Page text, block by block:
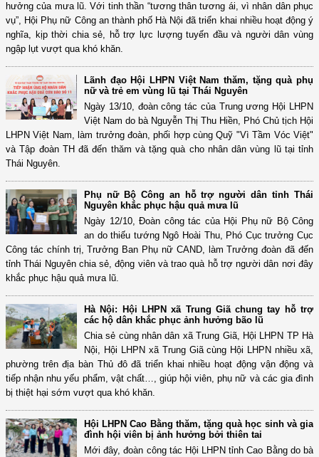
hưởng của mưa lũ. Với tinh thần “tương thân tương ái, vì nhân dân phục
vụ”, Hội Phụ nữ Công an thành phố Hà Nội đã triển khai nhiều hoạt động ý
nghĩa, kịp thời chia sẻ, hỗ trợ lực lượng tuyến đầu và người dân vùng
ngập lụt vượt qua khó khăn.
Lãnh đạo Hội LHPN Việt Nam thăm, tặng quà phụ
nữ và trẻ em vùng lũ tại Thái Nguyên
Ngày 13/10, đoàn công tác của Trung ương Hội LHPN
Việt Nam do bà Nguyễn Thị Thu Hiền, Phó Chủ tịch Hội
LHPN Việt Nam, làm trưởng đoàn, phối hợp cùng Quỹ "Vì Tầm Vóc Việt"
và Tập đoàn TH đã đến thăm và tặng quà cho nhân dân vùng lũ tại tỉnh
Thái Nguyên.
Phụ nữ Bộ Công an hỗ trợ người dân tỉnh Thái
Nguyên khắc phục hậu quả mưa lũ
Ngày 12/10, Đoàn công tác của Hội Phụ nữ Bộ Công
an do thiếu tướng Ngô Hoài Thu, Phó Cục trưởng Cục
Công tác chính trị, Trưởng Ban Phụ nữ CAND, làm Trưởng đoàn đã đến
tỉnh Thái Nguyên chia sẻ, động viên và trao quà hỗ trợ người dân nơi đây
khắc phục hậu quả mưa lũ.
Hà Nội: Hội LHPN xã Trung Giã chung tay hỗ trợ
các hộ dân khắc phục ảnh hưởng bão lũ
Chia sẻ cùng nhân dân xã Trung Giã, Hội LHPN TP Hà
Nội, Hội LHPN xã Trung Giã cùng Hội LHPN nhiều xã,
phường trên địa bàn Thủ đô đã triển khai nhiều hoạt động vận động và
tiếp nhận nhu yếu phẩm, vật chất…, giúp hội viên, phụ nữ và các gia đình
bị thiệt hại sớm vượt qua khó khăn.
Hội LHPN Cao Bằng thăm, tặng quà học sinh và gia
đình hội viên bị ảnh hưởng bởi thiên tai
Mới đây, đoàn công tác Hội LHPN tỉnh Cao Bằng do bà